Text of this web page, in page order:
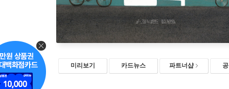
미리보기 카드뉴스 파트너샵